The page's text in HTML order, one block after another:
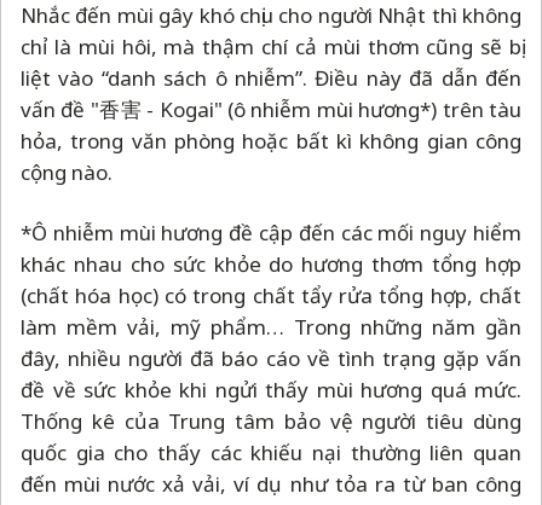
Nhắc đến mùi gây khó chịu cho người Nhật thì không
chỉ là mùi hôi, mà thậm chí cả mùi thơm cũng sẽ bị
liệt vào “danh sách ô nhiễm”. Điều này đã dẫn đến
vấn đề "香害 - Kogai" (ô nhiễm mùi hương*) trên tàu
hỏa, trong văn phòng hoặc bất kì không gian công
cộng nào.
*Ô nhiễm mùi hương đề cập đến các mối nguy hiểm
khác nhau cho sức khỏe do hương thơm tổng hợp
(chất hóa học) có trong chất tẩy rửa tổng hợp, chất
làm mềm vải, mỹ phẩm… Trong những năm gần
đây, nhiều người đã báo cáo về tình trạng gặp vấn
đề về sức khỏe khi ngửi thấy mùi hương quá mức.
Thống kê của Trung tâm bảo vệ người tiêu dùng
quốc gia cho thấy các khiếu nại thường liên quan
đến mùi nước xả vải, ví dụ như tỏa ra từ ban công